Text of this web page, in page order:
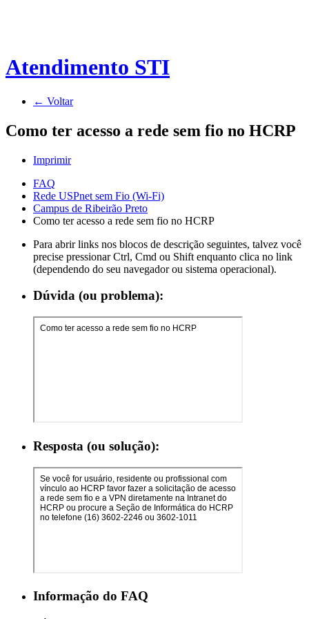
Atendimento STI
← Voltar
Como ter acesso a rede sem fio no HCRP
Imprimir
FAQ
Rede USPnet sem Fio (Wi-Fi)
Campus de Ribeirão Preto
Como ter acesso a rede sem fio no HCRP
Para abrir links nos blocos de descrição seguintes, talvez você
precise pressionar Ctrl, Cmd ou Shift enquanto clica no link
(dependendo do seu navegador ou sistema operacional).
Dúvida (ou problema):
Resposta (ou solução):
Informação do FAQ